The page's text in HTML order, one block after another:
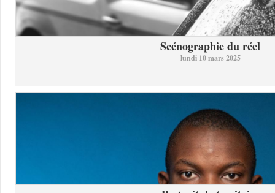
Scénographie du réel
lundi 10 mars 2025